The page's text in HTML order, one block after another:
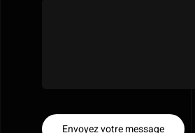
Envoyez votre message